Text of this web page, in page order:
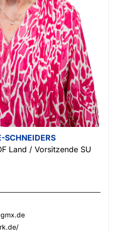
SCHNEIDERS
Land / Vorsitzende SU